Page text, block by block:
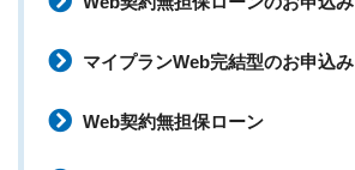
マイプランWeb完結型のお申込み
Web契約無担保ローン